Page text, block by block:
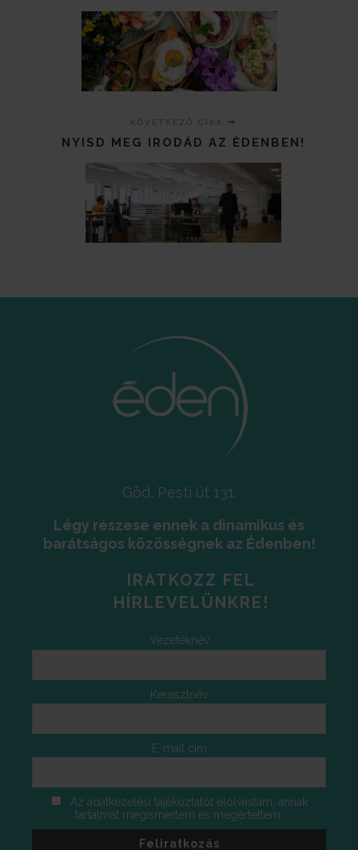
KÖVETKEZŐ CIKK
NYISD MEG IRODÁD AZ ÉDENBEN!
Göd, Pesti út 131.
Légy részese ennek a dinamikus és
barátságos közösségnek az Édenben!
IRATKOZZ FEL
HÍRLEVELÜNKRE!
Vezetéknév
Keresztnév
E-mail cím
Az adatkezelési tájékoztatót elolvastam, annak
tartalmát megismertem és megértettem.